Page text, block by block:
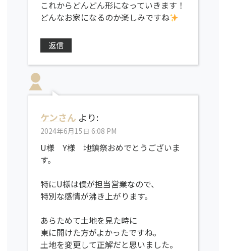
これからどんどん形になっていきます！
どんなお家になるのか楽しみですね
返信
ケンさん より:
2024年6月15日 6:08 PM
U様 Y様 地鎮祭おめでとうございま
す。
特にU様は僕が担当営業なので、
特別な感情が沸き上がります。
あらためて土地を見た時に
東に開けた方がよかったですね。
土地を変更して正解だと思いました。